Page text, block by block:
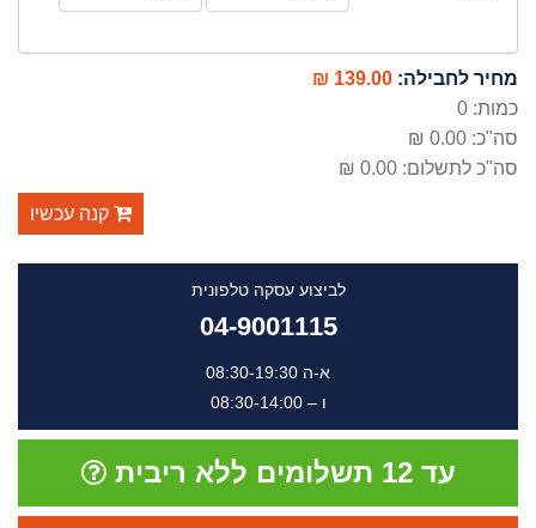
מחיר לחבילה: 139.00 ₪
כמות: 0
סה"כ: 0.00 ₪
סה"כ לתשלום: 0.00 ₪
קנה עכשיו
לביצוע עסקה טלפונית
04-9001115
א-ה 08:30-19:30
ו – 08:30-14:00
עד 12 תשלומים ללא ריבית